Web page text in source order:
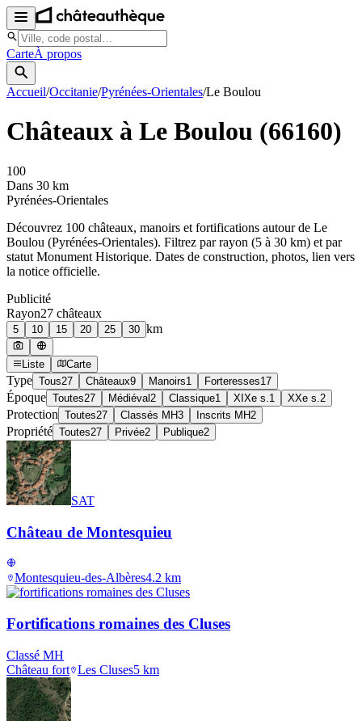
CarteÀ propos
Accueil/Occitanie/Pyrénées-Orientales/Le Boulou
Châteaux à Le Boulou (66160)
100
Dans 30 km
Pyrénées-Orientales
Découvrez 100 châteaux, manoirs et fortifications autour de Le
Boulou (Pyrénées-Orientales). Filtrez par rayon (5 à 30 km) et par
statut Monument Historique. Dates de construction, photos, lien vers
la notice officielle.
Publicité
Rayon27 châteaux
5 10 15 20 25 30 km
Liste Carte
Type Tous27 Châteaux9 Manoirs1 Forteresses17
Époque Toutes27 Médiéval 2 Classique1 XIXe s. 1 XXe s. 2
Protection Toutes27 Classés MH3 Inscrits MH2
Propriété Toutes27 Privée2 Publique2
SAT
Château de Montesquieu
Montesquieu-des-Albères4.2 km
Fortifications romaines des Cluses
Classé MH
Château fort Les Cluses5 km